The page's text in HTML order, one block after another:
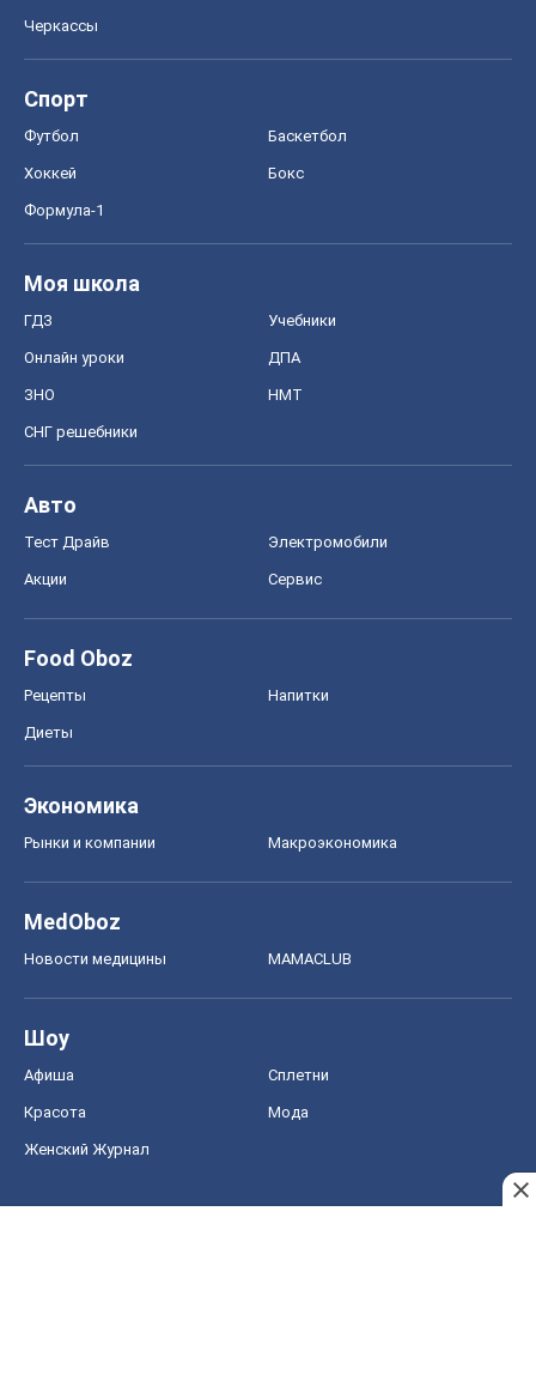
Черкассы
Спорт
Футбол Баскетбол
Хоккей Бокс
Формула-1
Моя школа
ГДЗ Учебники
Онлайн уроки ДПА
ЗНО НМТ
СНГ решебники
Авто
Тест Драйв Электромобили
Акции Сервис
Food Oboz
Рецепты Напитки
Диеты
Экономика
Рынки и компании Mакроэкономика
MedOboz
Новости медицины MAMACLUB
Шоу
Афиша Сплетни
Красота Мода
Женский Журнал